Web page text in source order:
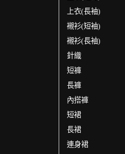
上衣(長袖)
襯衫(短袖)
襯衫(長袖)
針織
短褲
長褲
內搭褲
短裙
長裙
連身裙